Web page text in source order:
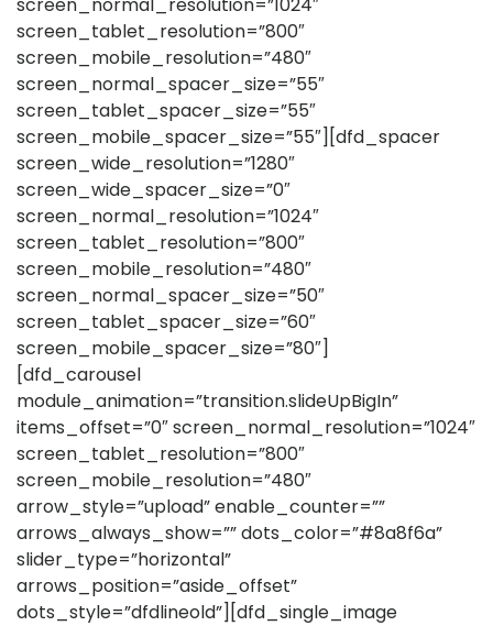
screen_tablet_resolution=”800″
screen_mobile_resolution=”480″
screen_normal_spacer_size=”55″
screen_tablet_spacer_size=”55″
screen_mobile_spacer_size=”55″][dfd_spacer
screen_wide_resolution=”1280″
screen_wide_spacer_size=”0″
screen_normal_resolution=”1024″
screen_tablet_resolution=”800″
screen_mobile_resolution=”480″
screen_normal_spacer_size=”50″
screen_tablet_spacer_size=”60″
screen_mobile_spacer_size=”80″]
[dfd_carousel
module_animation=”transition.slideUpBigIn”
items_offset=”0″ screen_normal_resolution=”1024″
screen_tablet_resolution=”800″
screen_mobile_resolution=”480″
arrow_style=”upload” enable_counter=””
arrows_always_show=”” dots_color=”#8a8f6a”
slider_type=”horizontal”
arrows_position=”aside_offset”
dots_style=”dfdlineold”][dfd_single_image